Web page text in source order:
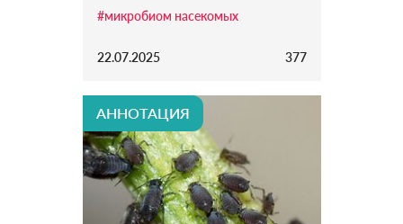
#микробиом насекомых
22.07.2025 377
АННОТАЦИЯ